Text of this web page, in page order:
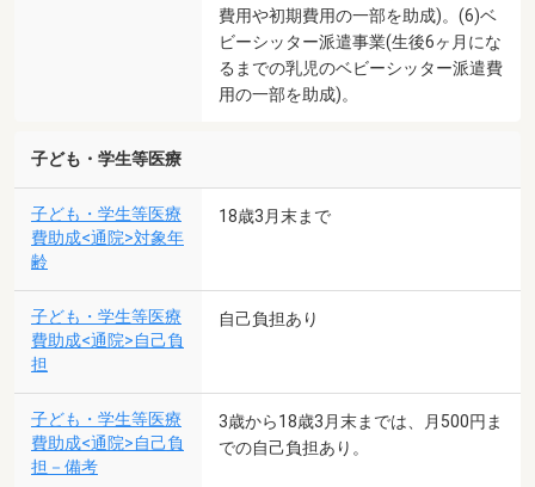
費用や初期費用の一部を助成)。(6)ベ
ビーシッター派遣事業(生後6ヶ月にな
るまでの乳児のベビーシッター派遣費
用の一部を助成)。
子ども・学生等医療
子ども・学生等医療
費助成<通院>対象年
齢
18歳3月末まで
子ども・学生等医療
費助成<通院>自己負
担
自己負担あり
子ども・学生等医療
費助成<通院>自己負
担－備考
3歳から18歳3月末までは、月500円ま
での自己負担あり。